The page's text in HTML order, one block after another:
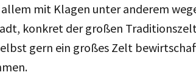
mit Klagen unter anderem
konkret der großen
gern ein großes Zelt